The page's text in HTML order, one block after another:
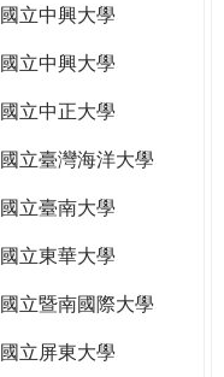
國立中興大學
國立中興大學
國立中正大學
國立臺灣海洋大學
國立臺南大學
國立東華大學
國立暨南國際大學
國立屏東大學